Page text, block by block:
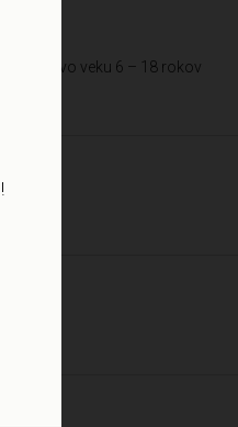
deti vo veku 6 – 18 rokov